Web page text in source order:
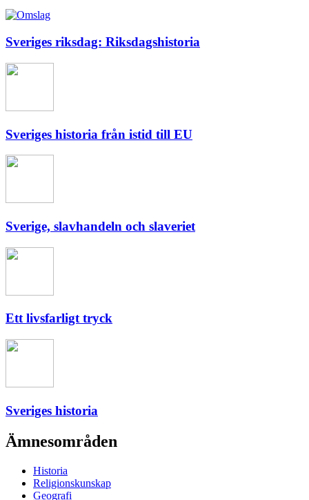
Sveriges riksdag: Riksdagshistoria
Sveriges historia från istid till EU
Sverige, slavhandeln och slaveriet
Ett livsfarligt tryck
Sveriges historia
Ämnesområden
Historia
Religionskunskap
Geografi